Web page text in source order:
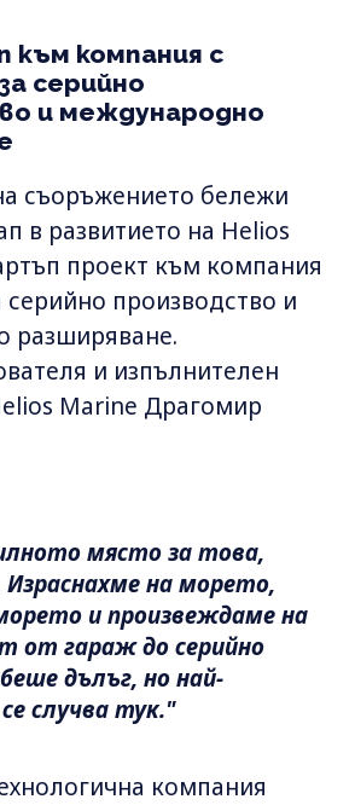
компания с
серийно
и международно
съоръжението бележи
в развитието на Helios
проект към компания
серийно производство и
разширяване.
и изпълнителен
Marine Драгомир
място за това,
на морето,
и произвеждаме на
от гараж до серийно
дълъг, но най-
случва тук."
компания